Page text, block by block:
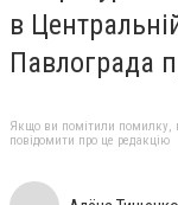
в
Павлограда
Якщо ви помітили помилку,
повідомити про це редакцію